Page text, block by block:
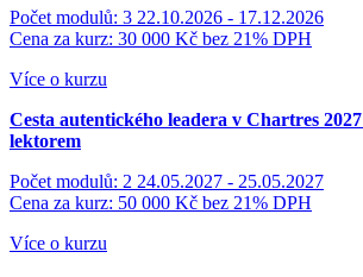
Počet modulů: 3 22.10.2026 - 17.12.2026
Cena za kurz: 30 000 Kč bez 21% DPH
Více o kurzu
Cesta autentického leadera v Chartres 2027
lektorem
Počet modulů: 2 24.05.2027 - 25.05.2027
Cena za kurz: 50 000 Kč bez 21% DPH
Více o kurzu